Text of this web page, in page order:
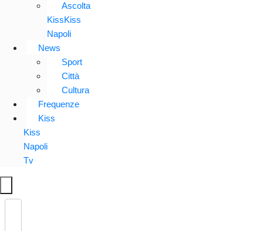
Ascolta
KissKiss
Napoli
News
Sport
Città
Cultura
Frequenze
Kiss
Kiss
Napoli
Tv